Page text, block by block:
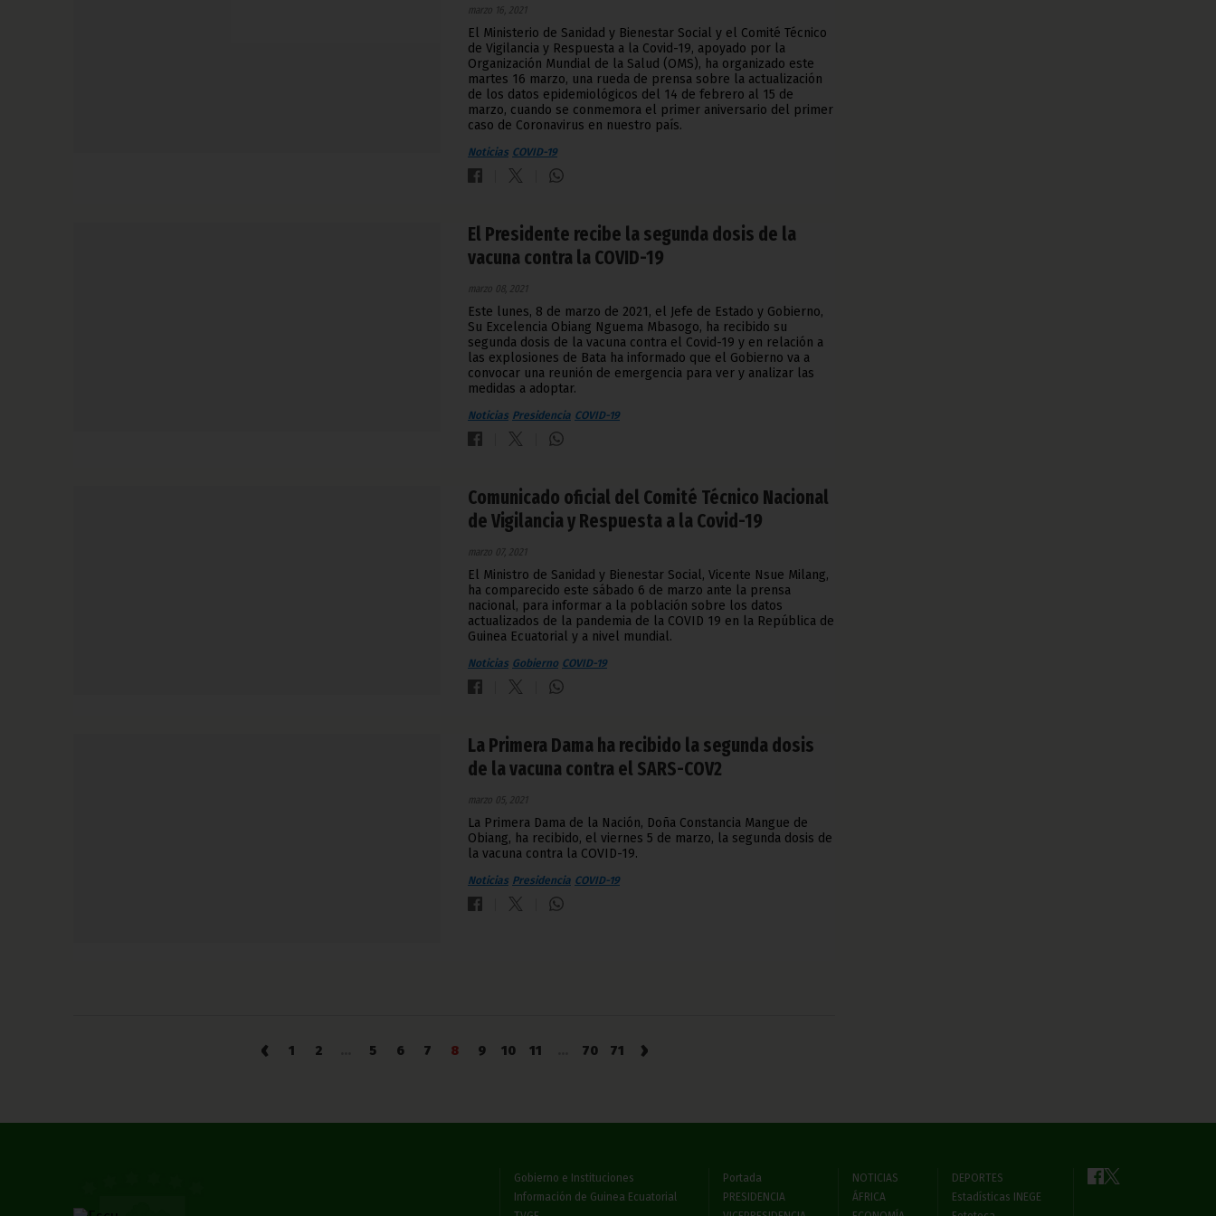
marzo 16, 2021
El Ministerio de Sanidad y Bienestar Social y el Comité Técnico
de Vigilancia y Respuesta a la Covid-19, apoyado por la
Organización Mundial de la Salud (OMS), ha organizado este
martes 16 marzo, una rueda de prensa sobre la actualización
de los datos epidemiológicos del 14 de febrero al 15 de
marzo, cuando se conmemora el primer aniversario del primer
caso de Coronavirus en nuestro país.
Noticias COVID-19
El Presidente recibe la segunda dosis de la
vacuna contra la COVID-19
marzo 08, 2021
Este lunes, 8 de marzo de 2021, el Jefe de Estado y Gobierno,
Su Excelencia Obiang Nguema Mbasogo, ha recibido su
segunda dosis de la vacuna contra el Covid-19 y en relación a
las explosiones de Bata ha informado que el Gobierno va a
convocar una reunión de emergencia para ver y analizar las
medidas a adoptar.
Noticias Presidencia COVID-19
Comunicado oficial del Comité Técnico Nacional
de Vigilancia y Respuesta a la Covid-19
marzo 07, 2021
El Ministro de Sanidad y Bienestar Social, Vicente Nsue Milang,
ha comparecido este sábado 6 de marzo ante la prensa
nacional, para informar a la población sobre los datos
actualizados de la pandemia de la COVID 19 en la República de
Guinea Ecuatorial y a nivel mundial.
Noticias Gobierno COVID-19
La Primera Dama ha recibido la segunda dosis
de la vacuna contra el SARS-COV2
marzo 05, 2021
La Primera Dama de la Nación, Doña Constancia Mangue de
Obiang, ha recibido, el viernes 5 de marzo, la segunda dosis de
la vacuna contra la COVID-19.
Noticias Presidencia COVID-19
‹ 1 2 5 6 7 8 9 10 11 70 71 ›
Gobierno e Instituciones
Información de Guinea Ecuatorial
Portada
PRESIDENCIA
NOTICIAS
ÁFRICA
DEPORTES
Estadísticas INEGE